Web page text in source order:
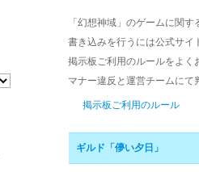
「幻想神域」のゲームに関
書き込みを行うには公式サイ
掲示板ご利用のルールをよ
マナー違反と運営チームに
掲示板ご利用のルール
ギルド「儚い夕日」